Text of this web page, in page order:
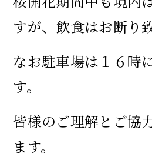
すが、飲食はお断り
なお駐車場は１６時
す。
皆様のご理解とご協
ます。